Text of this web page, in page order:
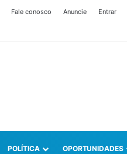
Fale conosco Anuncie Entrar
POLÍTICA OPORTUNIDADES